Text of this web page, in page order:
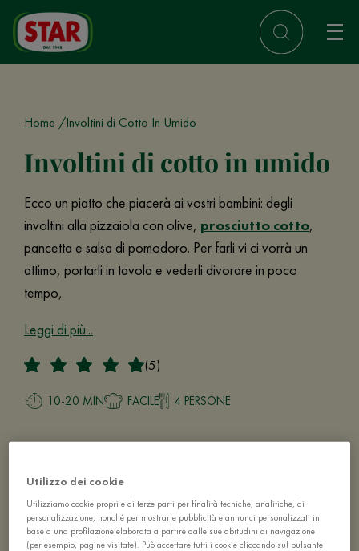
Home Involtini di Cotto In Umido
Involtini di cotto in umido
Ecco un piatto che piacerà ai vostri bambini: degli
involtini alla pizzaiola con olive, prosciutto cotto,
pancetta e salsa di pomodoro. Per farli vi ci vorrà un
attimo, portarli in tavola e vederli divorare in poco
tempo,
Leggi di più...
(5)
10-20 MIN FACILE 4 PERSONE
Utilizzo dei cookie
Utilizziamo cookie propri e di terze parti per finalità tecniche, analitiche, di
personalizzazione, nonché per mostrarle pubblicità e annunci personalizzati in
base a una profilazione elaborata a partire dalle sue abitudini di navigazione
(per esempio, pagine visitate). Può accettare tutti i cookie cliccando sul pulsante